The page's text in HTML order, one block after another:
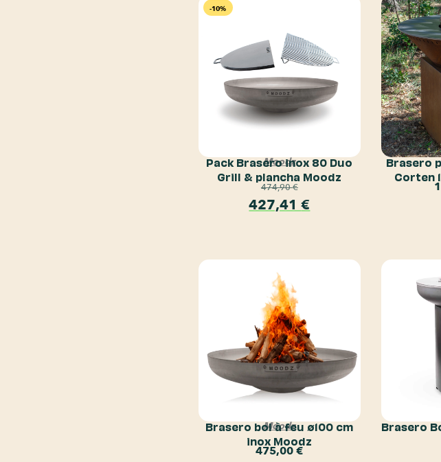
-10%
Moodz
Pack Brasero inox 80 Duo
Grill & plancha Moodz
474,90€
427,41€
Brasero
Corten
Moodz
Brasero bol à feu ø100 cm
inox Moodz
475,00€
Brasero